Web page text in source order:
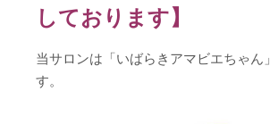
しております】
当サロンは「いばらきアマビエちゃん
す。